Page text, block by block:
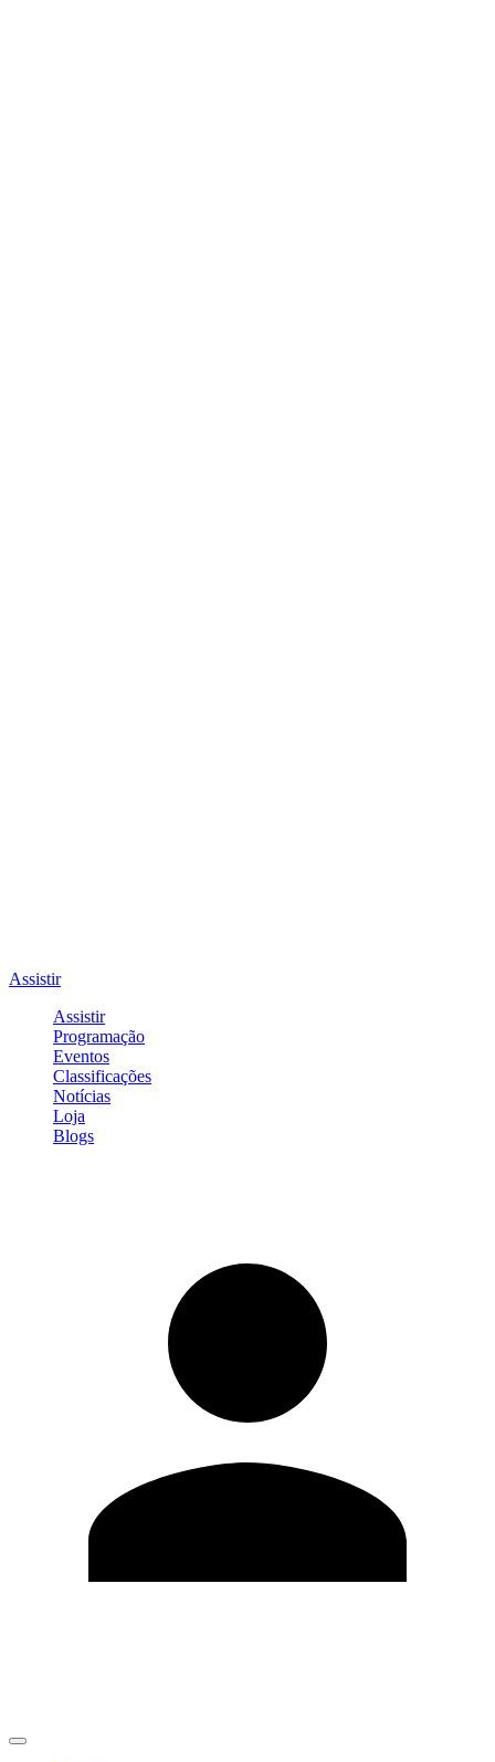
Assistir
Assistir
Programação
Eventos
Classificações
Notícias
Loja
Blogs